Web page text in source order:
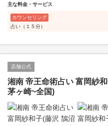
主な料金・サービス
カウンセリング
占い（１５分）
店舗公式
湘南 帝王命術占い 富岡紗
茅ヶ崎~全国)